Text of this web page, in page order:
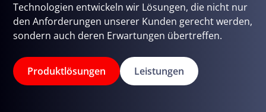
Technologien entwickeln wir Lösungen, die nicht nur
den Anforderungen unserer Kunden gerecht werden,
sondern auch deren Erwartungen übertreffen.
Produktlösungen Leistungen